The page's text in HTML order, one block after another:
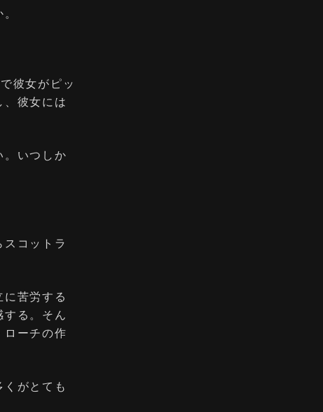
彼女がピッ
彼女には
いつしか
コットラ
苦労する
る。そん
ーチの作
がとても